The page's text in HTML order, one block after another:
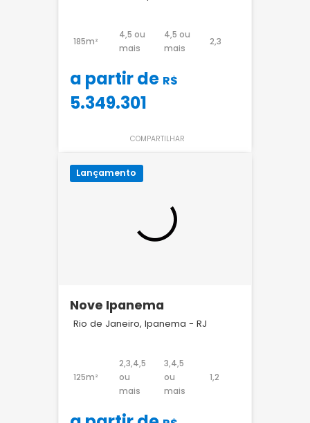
185m²
4,5 ou
mais
4,5 ou
mais
2,3
a partir de R$
5.349.301
COMPARTILHAR
Lançamento
Nove Ipanema
Rio de Janeiro, Ipanema - RJ
125m²
2,3,4,5
ou
mais
3,4,5
ou
mais
1,2